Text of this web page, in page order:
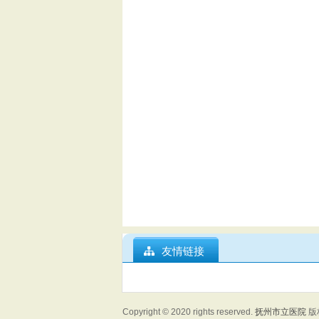
友情链接
Copyright © 2020 rights reserved. 抚州市立医院